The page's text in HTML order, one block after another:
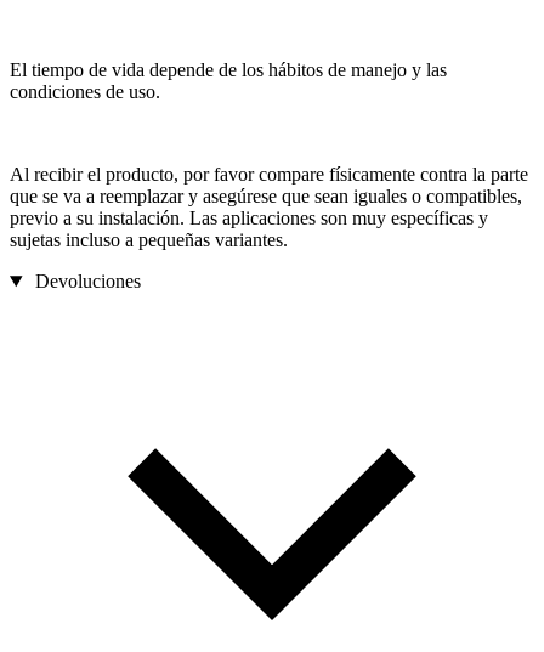
El tiempo de vida depende de los hábitos de manejo y las
condiciones de uso.
Al recibir el producto, por favor compare físicamente contra la parte
que se va a reemplazar y asegúrese que sean iguales o compatibles,
previo a su instalación. Las aplicaciones son muy específicas y
sujetas incluso a pequeñas variantes.
Devoluciones